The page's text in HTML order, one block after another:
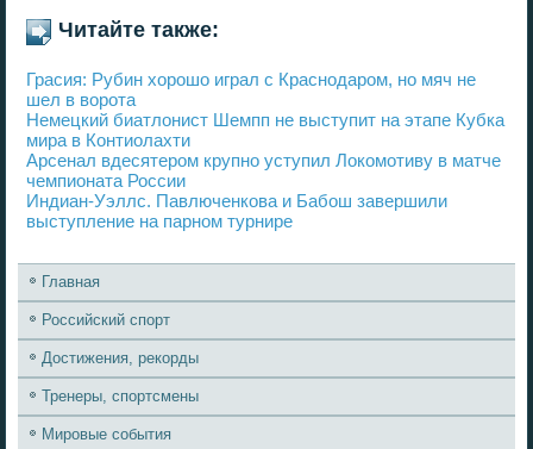
Читайте также:
Грасия: Рубин хорошо играл с Краснодаром, но мяч не
шел в ворота
Немецкий биатлонист Шемпп не выступит на этапе Кубка
мира в Контиолахти
Арсенал вдесятером крупно уступил Локомотиву в матче
чемпионата России
Индиан-Уэллс. Павлюченкова и Бабош завершили
выступление на парном турнире
Главная
Российский спорт
Достижения, рекорды
Тренеры, спортсмены
Мировые события